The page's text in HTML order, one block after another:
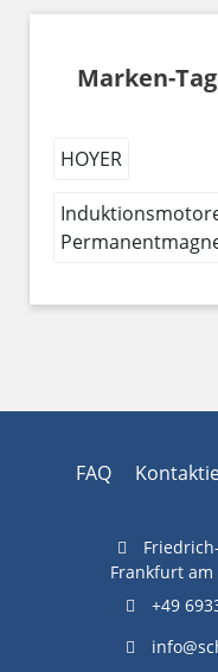
Marken-
HOYER
FAQ
Frankfurt
+49